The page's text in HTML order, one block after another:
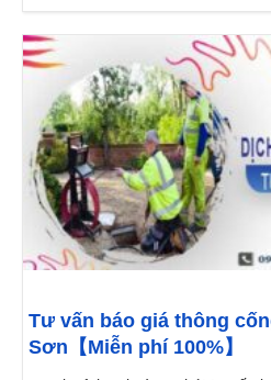
Tư vấn báo giá thông
Sơn【Miễn phí 100%】